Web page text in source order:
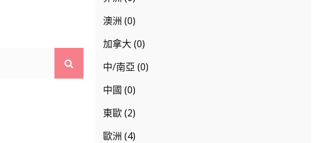
澳洲 (0)
加拿大 (0)
中/南亞 (0)
中國 (0)
東歐(2)
歐洲 (4)